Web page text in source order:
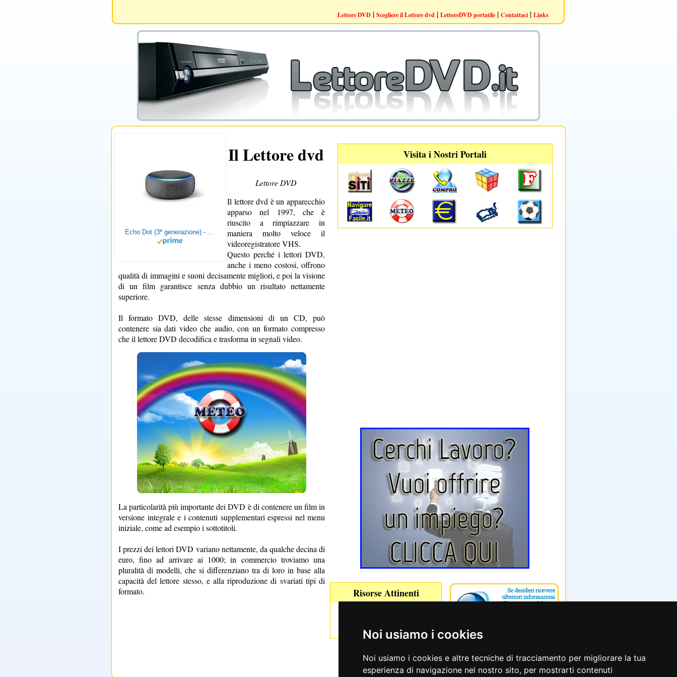
Noi usiamo i cookies
Noi usiamo i cookies e altre tecniche di tracciamento per migliorare la tua
esperienza di navigazione nel nostro sito, per mostrarti contenuti
Lettore DVD | Scegliere il Lettore dvd | LettoreDVD portatile | Contattaci | Links
Echo Dot (3ª generazione) - Altoparlante intelligente con integrazione Alexa - Tessuto antracite
Il Lettore dvd
Lettore DVD
Il lettore dvd è un apparecchio
apparso nel 1997, che è
riuscito a rimpiazzare in
maniera molto veloce il
videoregistratore VHS.
Questo perché i lettori DVD,
anche i meno costosi, offrono
qualità di immagini e suoni decisamente migliori, e poi la visione
di un film garantisce senza dubbio un risultato nettamente
superiore.
Il formato DVD, delle stesse dimensioni di un CD, può
contenere sia dati video che audio, con un formato compresso
che il lettore DVD decodifica e trasforma in segnali video.
La particolarità più importante dei DVD è di contenere un film in
versione integrale e i contenuti supplementari espressi nel menu
iniziale, come ad esempio i sottotitoli.
I prezzi dei lettori DVD variano nettamente, da qualche decina di
euro, fino ad arrivare ai 1000; in commercio troviamo una
pluralità di modelli, che si differenziano tra di loro in base alla
capacità del lettore stesso, e alla riproduzione di svariati tipi di
formato.
Visita i Nostri Portali
Risorse Attinenti
Decoder Digitale